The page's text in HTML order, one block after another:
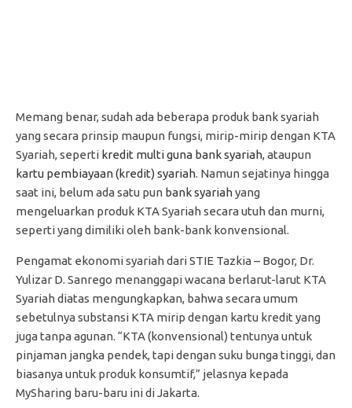
Memang benar, sudah ada beberapa produk bank syariah
yang secara prinsip maupun fungsi, mirip-mirip dengan KTA
Syariah, seperti kredit multi guna bank syariah, ataupun
kartu pembiayaan (kredit) syariah. Namun sejatinya hingga
saat ini, belum ada satu pun bank syariahyang
mengeluarkan produk KTA Syariah secara utuh dan murni,
seperti yang dimiliki oleh bank-bank konvensional.
Pengamat ekonomi syariah dari STIE Tazkia – Bogor, Dr.
Yulizar D. Sanrego menanggapi wacana berlarut-larut KTA
Syariah diatas mengungkapkan, bahwa secara umum
sebetulnya substansi KTA mirip dengan kartu kredit yang
juga tanpa agunan. “KTA (konvensional) tentunya untuk
pinjaman jangka pendek, tapi dengan suku bunga tinggi, dan
biasanya untuk produk konsumtif,” jelasnya kepada
MySharing baru-baru ini di Jakarta.